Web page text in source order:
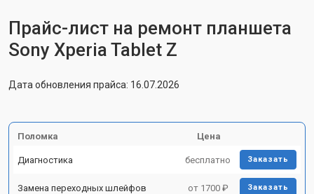
Прайс-лист на ремонт планшета
Sony Xperia Tablet Z
Дата обновления прайса: 16.07.2026
Поломка Цена
Диагностика бесплатно Заказать
Замена переходных шлейфов от 1700 ₽ Заказать